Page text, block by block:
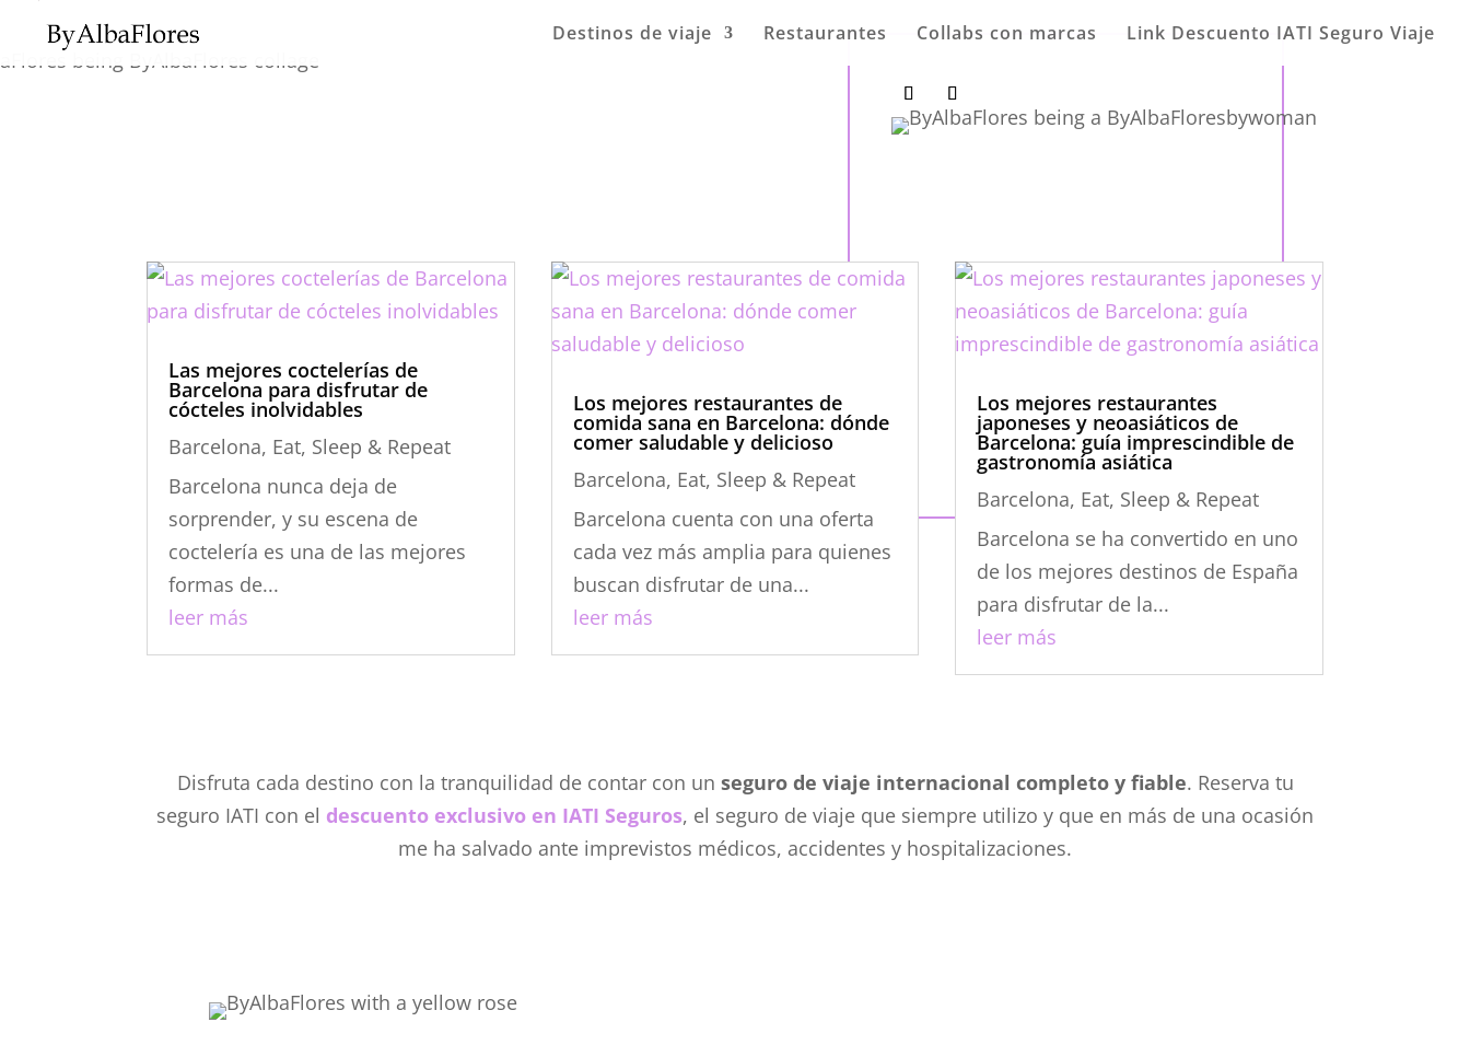
Destinos de viaje Restaurantes Collabs con marcas Link Descuento IATI Seguro Viaje
Las mejores coctelerías de
Barcelona para disfrutar de
cócteles inolvidables
Barcelona, Eat, Sleep & Repeat
Barcelona nunca deja de
sorprender, y su escena de
coctelería es una de las mejores
formas de...
leer más
Los mejores restaurantes de
comida sana en Barcelona: dónde
comer saludable y delicioso
Barcelona, Eat, Sleep & Repeat
Barcelona cuenta con una oferta
cada vez más amplia para quienes
buscan disfrutar de una...
leer más
Los mejores restaurantes
japoneses y neoasiáticos de
Barcelona: guía imprescindible de
gastronomía asiática
Barcelona, Eat, Sleep & Repeat
Barcelona se ha convertido en uno
de los mejores destinos de España
para disfrutar de la...
leer más
Disfruta cada destino con la tranquilidad de contar con un seguro de viaje internacional completo y fiable. Reserva tu
seguro IATI con el descuento exclusivo en IATI Seguros, el seguro de viaje que siempre utilizo y que en más de una ocasión
me ha salvado ante imprevistos médicos, accidentes y hospitalizaciones.